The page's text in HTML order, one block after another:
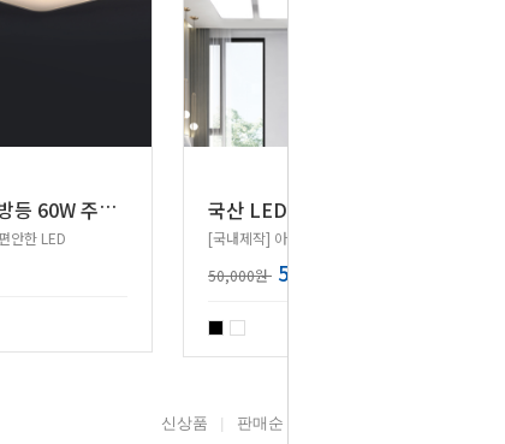
L
ED 사우디 방등 60W 주백색
안한 LED
[국내제작] 아늑한 공간 연출
50,000원 50,000원
신상품 판매순